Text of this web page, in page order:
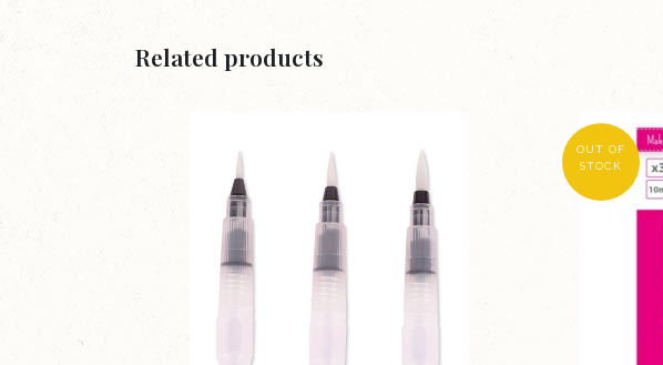
Related products
OUT OF
STOCK